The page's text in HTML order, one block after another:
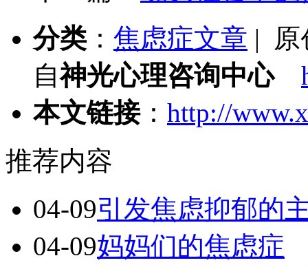
分类： 焦虑症文章 | 原
自神光心理咨询中心
本文链接： http://
推荐内容
04-09引发焦虑抑郁的
04-09妈妈们的焦虑症